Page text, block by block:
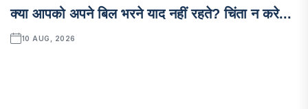
क्या आपको अपने बिल भरने याद नहीं रहते? चिंता न करे...
10 AUG, 2026